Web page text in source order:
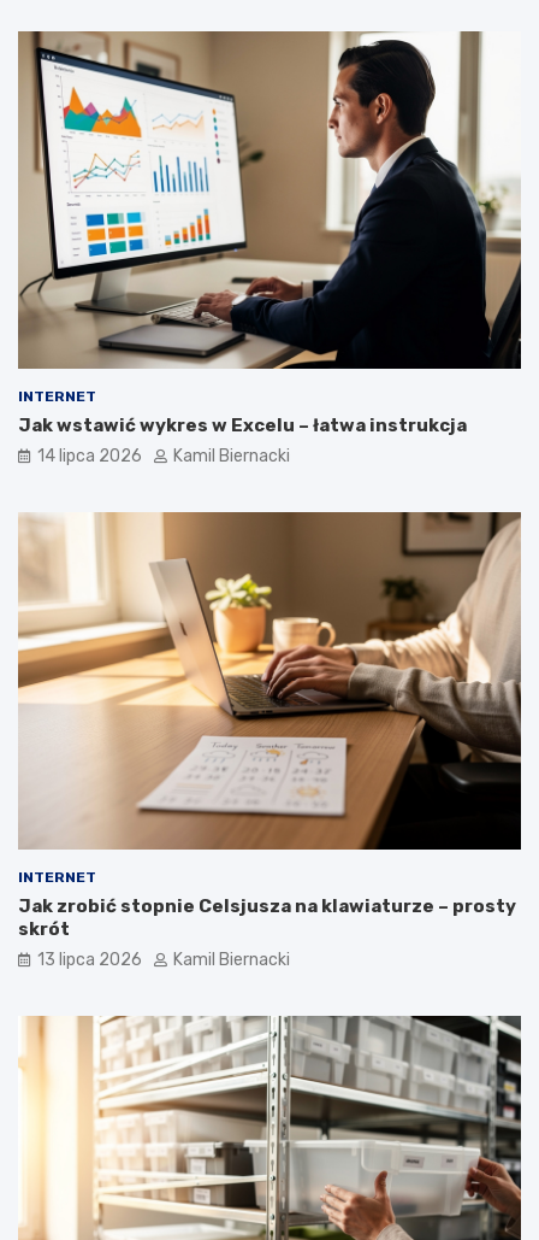
INTERNET
Jak wstawić wykres w Excelu – łatwa instrukcja
14 lipca 2026 Kamil Biernacki
INTERNET
Jak zrobić stopnie Celsjusza na klawiaturze – prosty
skrót
13 lipca 2026 Kamil Biernacki